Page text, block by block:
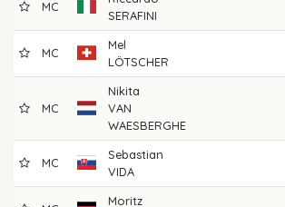
MC
SERAFINI
MC
Mel
LÖTSCHER
MC
Nikita
VAN
WAESBERGHE
MC
Sebastian
VIDA
Moritz